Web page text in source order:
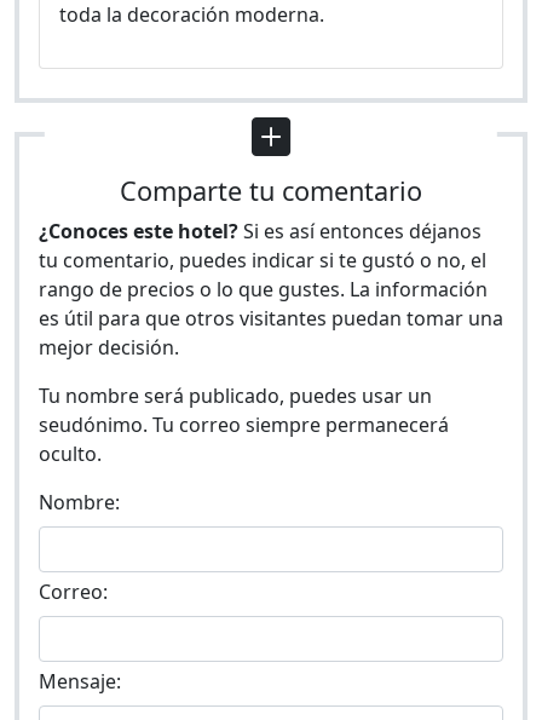
toda la decoración moderna.
Comparte tu comentario
¿Conoces este hotel?Si es así entonces déjanos
tu comentario, puedes indicar si te gustó o no, el
rango de precios o lo que gustes. La información
es útil para que otros visitantes puedan tomar una
mejor decisión.
Tu nombre será publicado, puedes usar un
seudónimo. Tu correo siempre permanecerá
oculto.
Nombre:
Correo:
Mensaje: